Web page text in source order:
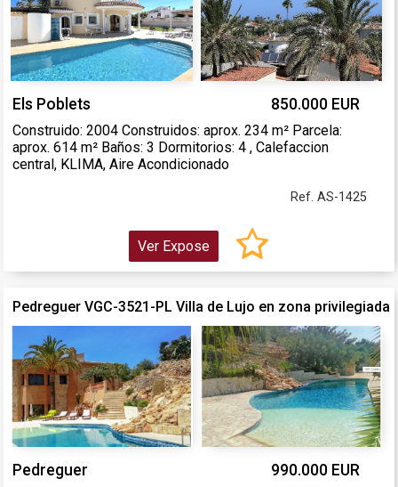
Els Poblets 850.000 EUR
Construido: 2004 Construidos: aprox. 234 m² Parcela:
aprox. 614 m² Baños: 3 Dormitorios: 4 , Calefaccion
central, KLIMA, Aire Acondicionado
Ref. AS-1425
Ver Expose
Pedreguer VGC-3521-PL Villa de Lujo en zona privilegiada
Pedreguer 990.000 EUR